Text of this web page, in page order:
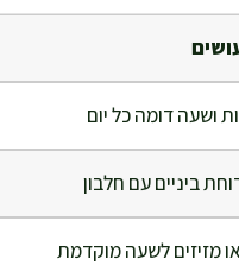
ושעה דומה כל יום
ביניים עם חלבון
מזיזים לשעה מוקדמת